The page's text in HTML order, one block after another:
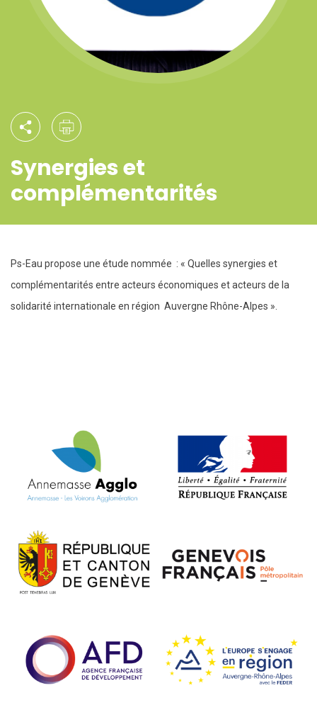
Synergies et
complémentarités
Ps-Eau propose une étude nommée : « Quelles synergies et
complémentarités entre acteurs économiques et acteurs de la
solidarité internationale en région Auvergne Rhône-Alpes ».